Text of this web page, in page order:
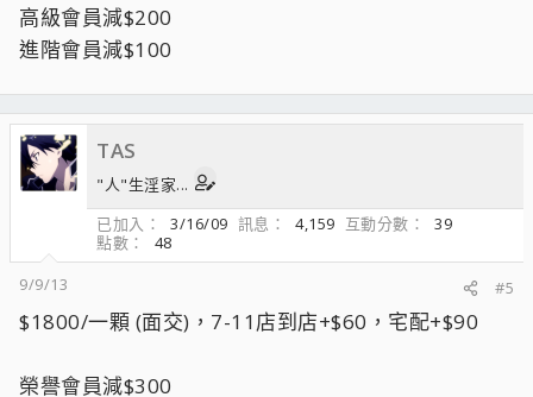
高級會員減$200
進階會員減$100
TAS
"人"生淫家...
已加入
3/16/09 訊息 4,159 互動分數
39
點數
48
9/9/13
#5
$1800/一顆 (面交)，7-11店到店+$60，宅配+$90
榮譽會員減$300